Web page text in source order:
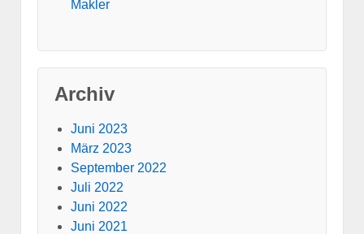
Makler
Archiv
Juni 2023
März 2023
September 2022
Juli 2022
Juni 2022
Juni 2021